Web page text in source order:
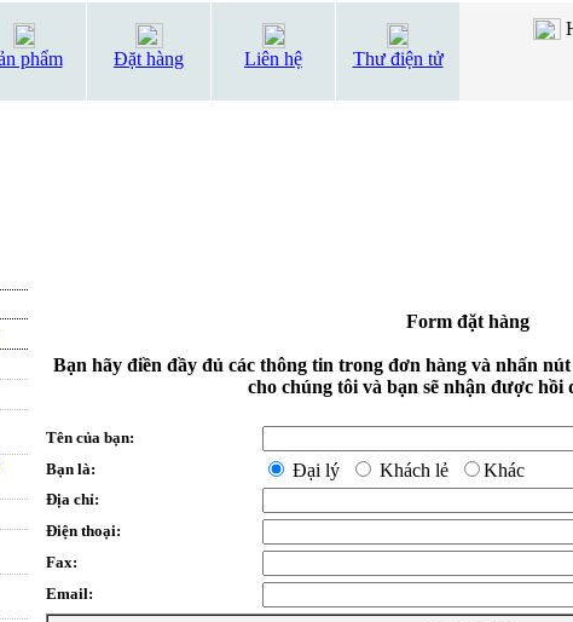
phẩm Đặt hàng Liên hệ Thư điện tử
Form đặt hàng
Bạn hãy điền đầy đủ các thông tin trong đơn hàng và nhấn
cho chúng tôi và bạn sẽ nhận được hồi
Tên của bạn:
Bạn là:
Đại lý Khách lẻ Khác
Địa chỉ:
Điện thoại:
Fax:
Email: